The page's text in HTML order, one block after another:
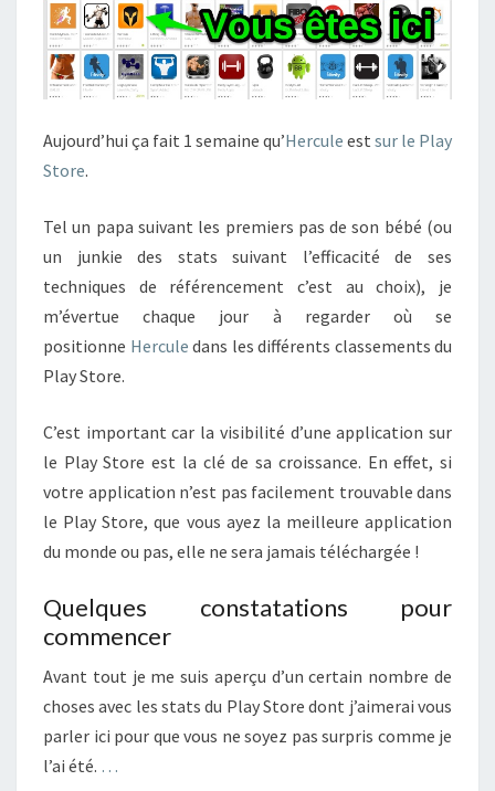
Aujourd’hui ça fait 1 semaine qu’Hercule est sur le Play
Store.
Tel un papa suivant les premiers pas de son bébé (ou
un junkie des stats suivant l’efficacité de ses
techniques de référencement c’est au choix), je
m’évertue chaque jour à regarder où se
positionne Hercule dans les différents classements du
Play Store.
C’est important car la visibilité d’une application sur
le Play Store est la clé de sa croissance. En effet, si
votre application n’est pas facilement trouvable dans
le Play Store, que vous ayez la meilleure application
du monde ou pas, elle ne sera jamais téléchargée !
Quelques constatations pour
commencer
Avant tout je me suis aperçu d’un certain nombre de
choses avec les stats du Play Store dont j’aimerai vous
parler ici pour que vous ne soyez pas surpris comme je
l’ai été. …